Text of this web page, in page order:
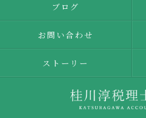
ブログ
お問い合わせ
ストーリー